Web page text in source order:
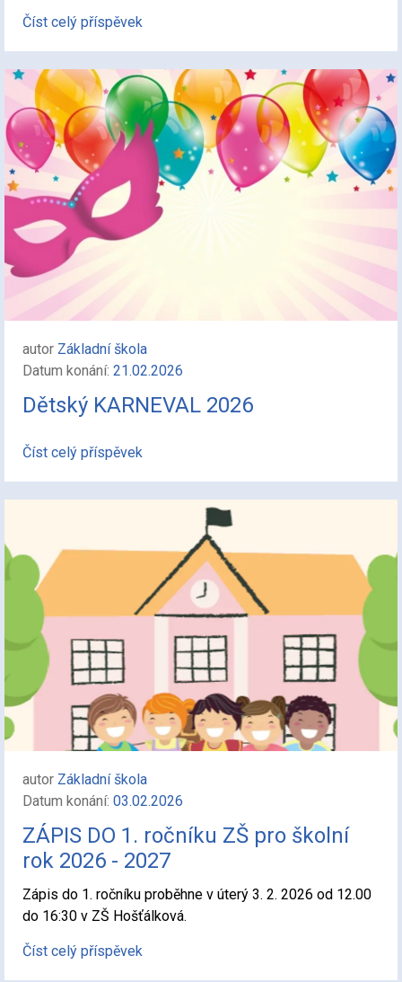
Číst celý příspěvek
autor Základní škola
Datum konání: 21.02.2026
Dětský KARNEVAL 2026
Číst celý příspěvek
autor Základní škola
Datum konání: 03.02.2026
ZÁPIS DO 1. ročníku ZŠ pro školní
rok 2026 - 2027
Zápis do 1. ročníku proběhne v úterý 3. 2. 2026 od 12.00
do 16:30 v ZŠ Hošťálková.
Číst celý příspěvek